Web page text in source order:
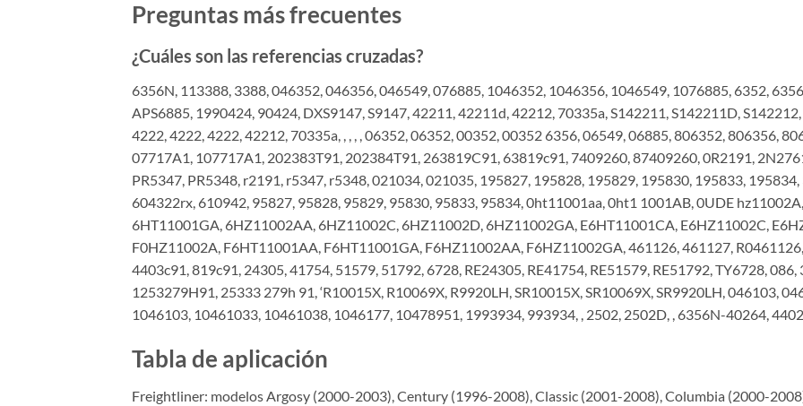
Preguntas más frecuentes
¿Cuáles son las referencias cruzadas?
6356N, 113388, 3388, 046352, 046356, 046549, 076885, 1046352, 1046356, 1046549, 1076885, 6352,
APS6885, 1990424, 90424, DXS9147, S9147, 42211, 42211d, 42212, 70335a, S142211, S142211D,
4222, 4222, 4222, 42212, 70335a, , , , , 06352, 06352, 00352, 00352 6356, 06549, 06885, 806352, 806356,
07717A1, 107717A1, 202383T91, 202384T91, 263819C91, 63819c91, 7409260, 87409260, 0R2191,
PR5347, PR5348, r2191, r5347, r5348, 021034, 021035, 195827, 195828, 195829, 195830, 195833,
604322rx, 610942, 95827, 95828, 95829, 95830, 95833, 95834, 0ht11001aa, 0ht1 1001AB, 0UDE
6HT11001GA, 6HZ11002AA, 6HZ11002C, 6HZ11002D, 6HZ11002GA, E6HT11001CA, E6HZ11002C,
F0HZ11002A, F6HT11001AA, F6HT11001GA, F6HZ11002AA, F6HZ11002GA, 461126, 461127,
4403c91, 819c91, 24305, 41754, 51579, 51792, 6728, RE24305, RE41754, RE51579, RE51792, TY6728, 086,
1253279H91, 25333 279h 91, ‘R10015X, R10069X, R9920LH, SR10015X, SR10069X, SR9920LH, 046103,
1046103, 10461033, 10461038, 1046177, 10478951, 1993934, 993934, , 2502, 2502D, , 6356N-40264,
Tabla de aplicación
Freightliner: modelos Argosy (2000-2003), Century (1996-2008), Classic (2001-2008), Columbia (2000-